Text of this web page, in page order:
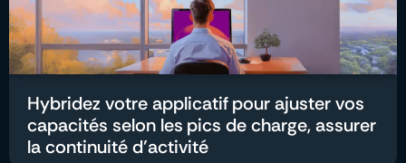
Hybridez votre applicatif pour ajuster vos
capacités selon les pics de charge, assurer
la continuité d’activité